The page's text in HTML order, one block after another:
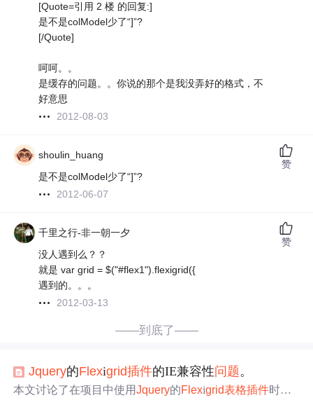
[Quote=引用 2 楼 的回复:]
是不是colModel少了“]”?
[/Quote]
呵呵。。
是缓存的问题。。你说的那个是我没弄好的格式，不
好意思
2012-08-03
shoulin_huang
是不是colModel少了“]”?
2012-06-07
赞
千里之行-非一朝一夕
没人遇到么？？
就是 var grid = $("#flex1").flexigrid({
遇到的。。。
2012-03-13
赞
——到底了——
Jquery的Flexigrid插件的IE兼容性问题。
本文讨论了在项目中使用Jquery的Flexigrid表格插件时遇